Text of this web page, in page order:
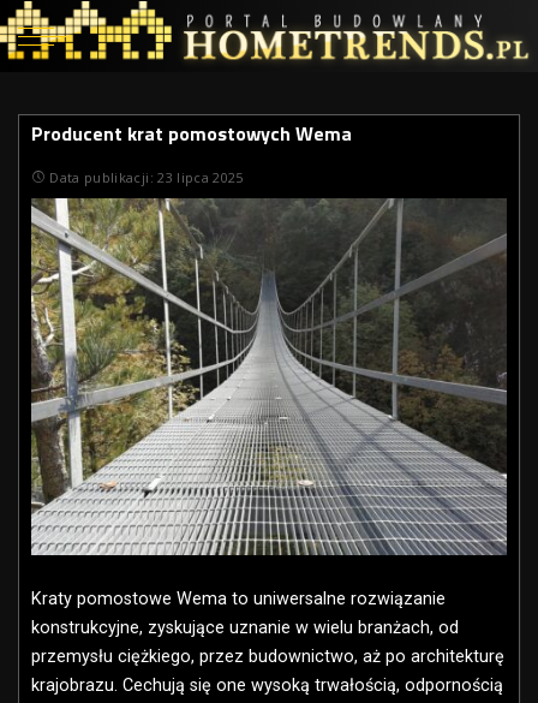
Producent krat pomostowych Wema
Data publikacji: 23 lipca 2025
Kraty pomostowe Wema to uniwersalne rozwiązanie
konstrukcyjne, zyskujące uznanie w wielu branżach, od
przemysłu ciężkiego, przez budownictwo, aż po architekturę
krajobrazu. Cechują się one wysoką trwałością, odpornością